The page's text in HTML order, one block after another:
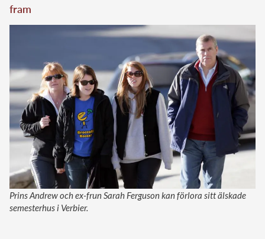
fram
Prins Andrew och ex-frun Sarah Ferguson kan förlora sitt älskade
semesterhus i Verbier.